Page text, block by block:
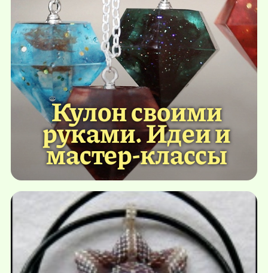
Кулон своими
руками. Идеи и
мастер-классы